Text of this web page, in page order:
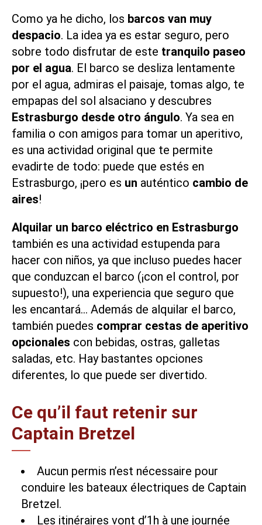
Como ya he dicho, los barcos van muy
despacio. La idea ya es estar seguro, pero
sobre todo disfrutar de este tranquilo paseo
por el agua. El barco se desliza lentamente
por el agua, admiras el paisaje, tomas algo, te
empapas del sol alsaciano y descubres
Estrasburgo desde otro ángulo. Ya sea en
familia o con amigos para tomar un aperitivo,
es una actividad original que te permite
evadirte de todo: puede que estés en
Estrasburgo, ¡pero es un auténtico cambio de
aires!
Alquilar un barco eléctrico en Estrasburgo
también es una actividad estupenda para
hacer con niños, ya que incluso puedes hacer
que conduzcan el barco (¡con el control, por
supuesto!), una experiencia que seguro que
les encantará… Además de alquilar el barco,
también puedes comprar cestas de aperitivo
opcionales con bebidas, ostras, galletas
saladas, etc. Hay bastantes opciones
diferentes, lo que puede ser divertido.
Ce qu’il faut retenir sur
Captain Bretzel
Aucun permis n’est nécessaire pour
conduire les bateaux électriques de Captain
Bretzel.
Les itinéraires vont d’1h à une journée